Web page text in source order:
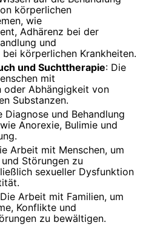
körperlichen
wie
Adhärenz bei der
und
körperlichen Krankheiten.
und Suchttherapie: Die
mit
oder Abhängigkeit von
Substanzen.
Diagnose und Behandlung
Anorexie, Bulimie und
Arbeit mit Menschen, um
Störungen zu
sexueller Dysfunktion
Arbeit mit Familien, um
Konflikte und
zu bewältigen.